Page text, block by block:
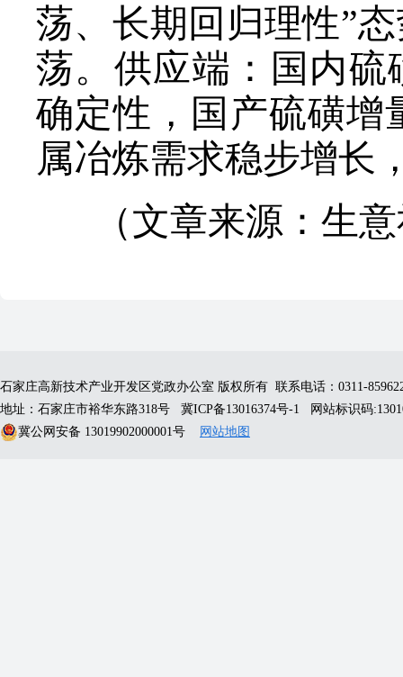
荡、长期回归理性”
荡。供应端：国内硫
确定性，国产硫磺增
属冶炼需求稳步增长
（文章来源：生